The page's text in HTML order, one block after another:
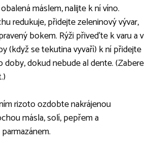
máslem, nalijte k ní víno.
redukuje, přidejte zeleninový vývar,
bokem. Rýži přiveďte k varu a v
(když se tekutina vyvaří) k ní přidejte
doby, dokud nebude al dente. (Zabere
rizoto ozdobte nakrájenou
másla, solí, pepřem a